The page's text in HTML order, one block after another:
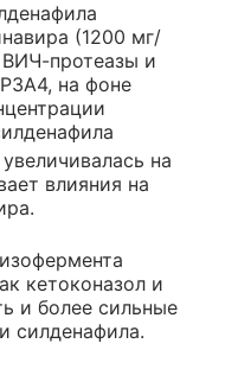
(1200 мг/
ВИЧ-протеазы и
на фоне
на
влияния на
кетоконазол и
и более сильные
силденафила.